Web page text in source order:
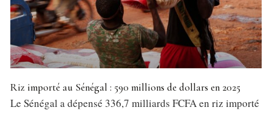
Riz importé au Sénégal : 590 millions de dollars en 2025
Le Sénégal a dépensé 336,7 milliards FCFA en riz importé